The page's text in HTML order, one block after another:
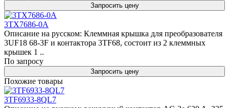
Запросить цену
3TX7686-0A
Описание на русском: Клеммная крышка для преобразователя
3UF18 68-3F и контактора 3TF68, состоит из 2 клеммных
крышек 1 ..
По запросу
Запросить цену
Похожие товары
3TF6933-8QL7